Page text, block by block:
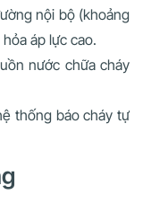
nội bộ (khoảng
áp lực cao.
nước chữa cháy
thống báo cháy tự